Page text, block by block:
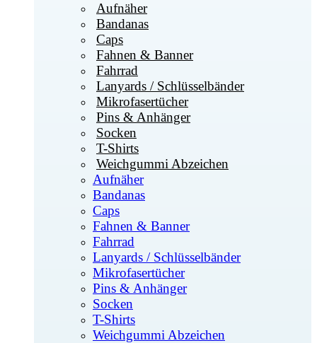
Aufnäher
Bandanas
Caps
Fahnen & Banner
Fahrrad
Lanyards / Schlüsselbänder
Mikrofasertücher
Pins & Anhänger
Socken
T-Shirts
Weichgummi Abzeichen
Aufnäher
Bandanas
Caps
Fahnen & Banner
Fahrrad
Lanyards / Schlüsselbänder
Mikrofasertücher
Pins & Anhänger
Socken
T-Shirts
Weichgummi Abzeichen